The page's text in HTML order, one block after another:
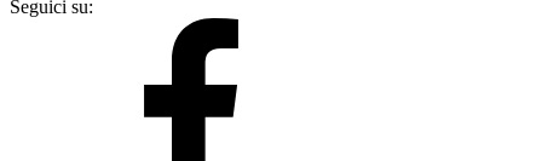
Seguici su: